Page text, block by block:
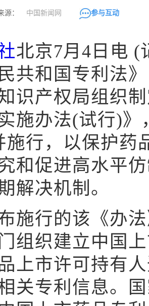
： 中国新闻网 参与互动
北京7月4日电 (
共和国专利法
识产权局组织
施办法(试行)
施行，以保护药
和促进高水平
解决机制。
行的该《办法
组织建立中国
上市许可持有
关专利信息。